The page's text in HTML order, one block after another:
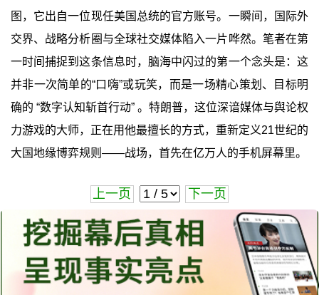
图，它出自一位现任美国总统的官方账号。一瞬间，国际外
交界、战略分析圈与全球社交媒体陷入一片哗然。笔者在第
一时间捕捉到这条信息时，脑海中闪过的第一个念头是：这
并非一次简单的“口嗨”或玩笑，而是一场精心策划、目标明
确的 ‍“数字认知斩首行动”‍ 。特朗普，这位深谙媒体与舆论权
力游戏的大师，正在用他最擅长的方式，重新定义21世纪的
大国地缘博弈规则——战场，首先在亿万人的手机屏幕里。
上一页 下一页